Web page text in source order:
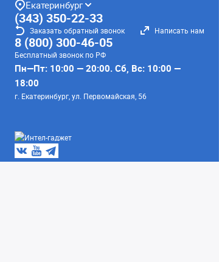
Екатеринбург
(343) 350-22-33
Заказать обратный звонок Написать нам
8 (800) 300-46-05
Бесплатный звонок по РФ
Пн—Пт: 10:00 — 20:00. Сб, Вс: 10:00 —
18:00
г. Екатеринбург, ул. Первомайская, 56
Любое несоответствие информации о продукте на